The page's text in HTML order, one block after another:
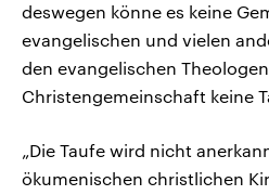
deswegen könne es keine
evangelischen und vielen
den evangelischen
Christengemeinschaft keine
„Die Taufe wird nicht
ökumenischen christlichen